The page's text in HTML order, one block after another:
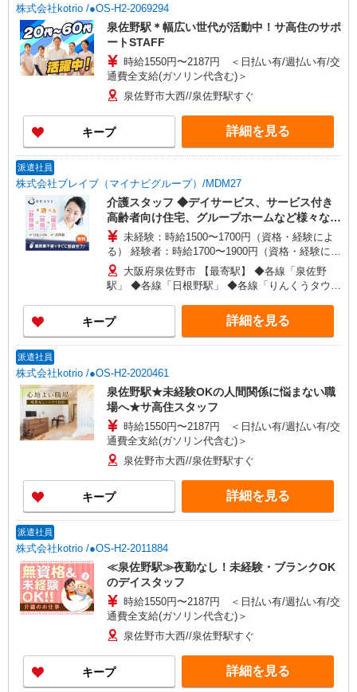
株式会社kotrio /●OS-H2-2069294
泉佐野駅＊幅広い世代が活動中！サ高住のサポ
ートSTAFF
時給1550円〜2187円 ＜日払い有/週払い有/交
通費全支給(ガソリン代含む)＞
泉佐野市大西//泉佐野駅すぐ
キープ 詳細を見る
派遣社員
株式会社ブレイブ（マイナビグループ）/MDM27
介護スタッフ ◆デイサービス、サービス付き
高齢者向け住宅、グループホームなど様々な勤
務先から選べます。
未経験：時給1500〜1700円（資格・経験によ
る） 経験者：時給1700〜1900円（資格・経験によ
る） ◎月収例 時給1900円×1日8時間×22日（週5
日）＝33万4400円 ◆昇給あり ◆支払い方法 ※日
払い/週払い/月払い対応も可能です。詳しくは面談
時にご相談ください。 ◆交通費：別途全額支給 ※
当社規定あり
大阪府泉佐野市 【最寄駅】 ◆各線「泉佐野
駅」 ◆各線「日根野駅」 ◆各線「りんくうタウン
キープ 詳細を見る
派遣社員
株式会社kotrio /●OS-H2-2020461
泉佐野駅★未経験OKの人間関係に悩まない職
場へ★サ高住スタッフ
時給1550円〜2187円 ＜日払い有/週払い有/交
通費全支給(ガソリン代含む)＞
泉佐野市大西//泉佐野駅すぐ
キープ 詳細を見る
派遣社員
株式会社kotrio /●OS-H2-2011884
≪泉佐野駅≫夜勤なし！未経験・ブランクOK
のデイスタッフ
時給1550円〜2187円 ＜日払い有/週払い有/交
通費全支給(ガソリン代含む)＞
泉佐野市大西//泉佐野駅すぐ
キープ 詳細を見る